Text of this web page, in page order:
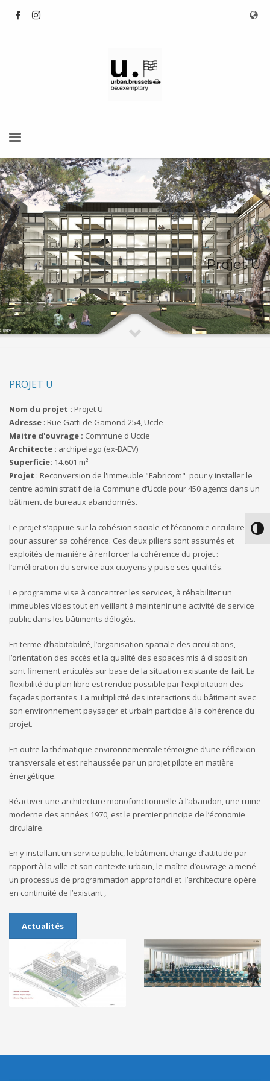
Projet U
PROJET U
Nom du projet : Projet U
Adresse : Rue Gatti de Gamond 254, Uccle
Maitre d'ouvrage : Commune d'Uccle
Architecte : archipelago (ex-BAEV)
Superficie: 14.601 m²
Projet : Reconversion de l'immeuble "Fabricom" pour y installer le
centre administratif de la Commune d’Uccle pour 450 agents dans un
bâtiment de bureaux abandonnés.
Le projet s’appuie sur la cohésion sociale et l’économie circulaire
pour assurer sa cohérence. Ces deux piliers sont assumés et
exploités de manière à renforcer la cohérence du projet :
l’amélioration du service aux citoyens y puise ses qualités.
Le programme vise à concentrer les services, à réhabiliter un
immeubles vides tout en veillant à maintenir une activité de service
public dans les bâtiments délogés.
En terme d’habitabilité, l’organisation spatiale des circulations,
l’orientation des accès et la qualité des espaces mis à disposition
sont finement articulés sur base de la situation existante de fait. La
flexibilité du plan libre est rendue possible par l’exploitation des
façades portantes .La multiplicité des interactions du bâtiment avec
son environnement paysager et urbain participe à la cohérence du
projet.
En outre la thématique environnementale témoigne d’une réflexion
transversale et est rehaussée par un projet pilote en matière
énergétique.
Réactiver une architecture monofonctionnelle à l’abandon, une ruine
moderne des années 1970, est le premier principe de l’économie
circulaire.
En y installant un service public, le bâtiment change d’attitude par
rapport à la ville et son contexte urbain, le maître d’ouvrage a mené
un processus de programmation approfondi et l’architecture opère
en continuité de l’existant ,
Actualités